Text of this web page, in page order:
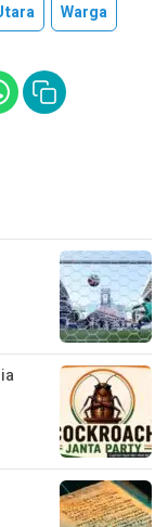
Warga